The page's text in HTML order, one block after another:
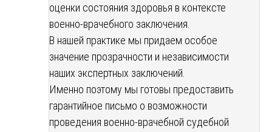
оценки состояния здоровья в контексте
военно-врачебного заключения.
В нашей практике мы придаем особое
значение прозрачности и независимости
наших экспертных заключений.
Именно поэтому мы готовы предоставить
гарантийное письмо о возможности
проведения военно-врачебной судебной